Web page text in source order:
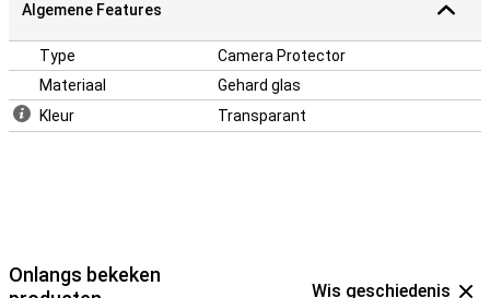
Algemene Features
Type
Camera Protector
Materiaal
Gehard glas
Kleur
Transparant
Onlangs bekeken
Wis geschiedenis